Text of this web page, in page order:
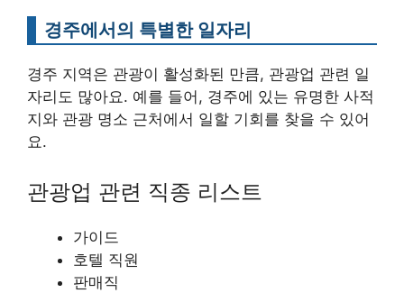
경주에서의 특별한 일자리
경주 지역은 관광이 활성화된 만큼, 관광업 관련 일
자리도 많아요. 예를 들어, 경주에 있는 유명한 사적
지와 관광 명소 근처에서 일할 기회를 찾을 수 있어
요.
관광업 관련 직종 리스트
가이드
호텔 직원
판매직